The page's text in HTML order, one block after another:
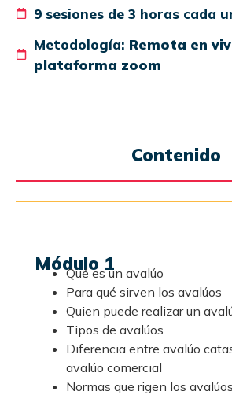
9 sesiones de 3 horas cada
Metodología: Remota en
plataforma zoom
Contenido
Módulo 1
Qué es un avalúo
Para qué sirven los avalúos
Quien puede realizar un
Tipos de avalúos
Diferencia entre avalúo
avalúo comercial
Normas que rigen los avalúos